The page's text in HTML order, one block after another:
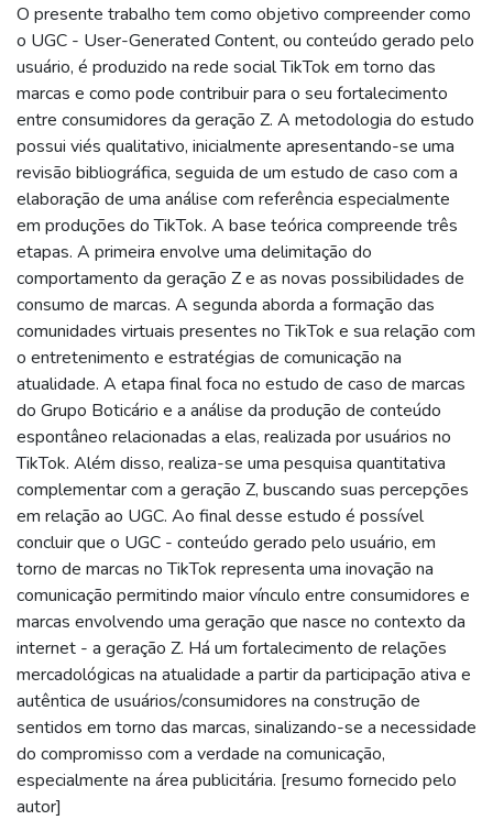
O presente trabalho tem como objetivo compreender como
o UGC - User-Generated Content, ou conteúdo gerado pelo
usuário, é produzido na rede social TikTok em torno das
marcas e como pode contribuir para o seu fortalecimento
entre consumidores da geração Z. A metodologia do estudo
possui viés qualitativo, inicialmente apresentando-se uma
revisão bibliográfica, seguida de um estudo de caso com a
elaboração de uma análise com referência especialmente
em produções do TikTok. A base teórica compreende três
etapas. A primeira envolve uma delimitação do
comportamento da geração Z e as novas possibilidades de
consumo de marcas. A segunda aborda a formação das
comunidades virtuais presentes no TikTok e sua relação com
o entretenimento e estratégias de comunicação na
atualidade. A etapa final foca no estudo de caso de marcas
do Grupo Boticário e a análise da produção de conteúdo
espontâneo relacionadas a elas, realizada por usuários no
TikTok. Além disso, realiza-se uma pesquisa quantitativa
complementar com a geração Z, buscando suas percepções
em relação ao UGC. Ao final desse estudo é possível
concluir que o UGC - conteúdo gerado pelo usuário, em
torno de marcas no TikTok representa uma inovação na
comunicação permitindo maior vínculo entre consumidores e
marcas envolvendo uma geração que nasce no contexto da
internet - a geração Z. Há um fortalecimento de relações
mercadológicas na atualidade a partir da participação ativa e
autêntica de usuários/consumidores na construção de
sentidos em torno das marcas, sinalizando-se a necessidade
do compromisso com a verdade na comunicação,
especialmente na área publicitária. [resumo fornecido pelo
autor]